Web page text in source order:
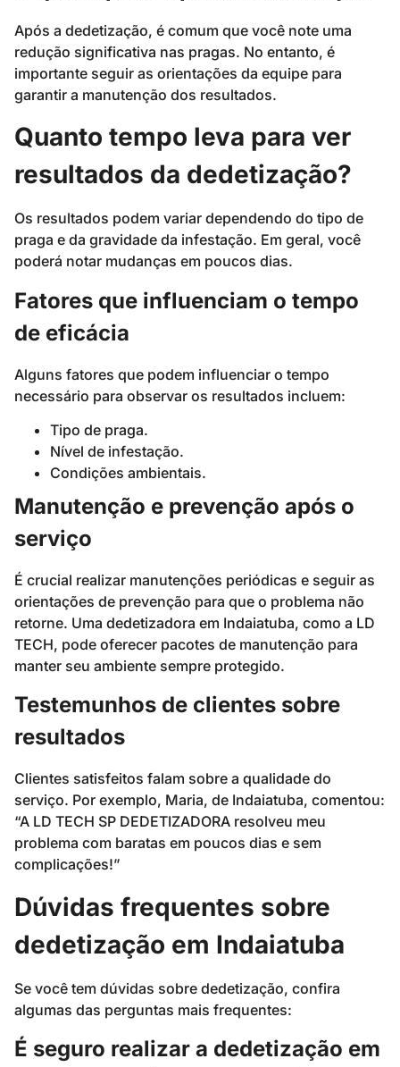
Após a dedetização, é comum que você note uma
redução significativa nas pragas. No entanto, é
importante seguir as orientações da equipe para
garantir a manutenção dos resultados.
Quanto tempo leva para ver
resultados da dedetização?
Os resultados podem variar dependendo do tipo de
praga e da gravidade da infestação. Em geral, você
poderá notar mudanças em poucos dias.
Fatores que influenciam o tempo
de eficácia
Alguns fatores que podem influenciar o tempo
necessário para observar os resultados incluem:
Tipo de praga.
Nível de infestação.
Condições ambientais.
Manutenção e prevenção após o
serviço
É crucial realizar manutenções periódicas e seguir as
orientações de prevenção para que o problema não
retorne. Uma dedetizadora em Indaiatuba, como a LD
TECH, pode oferecer pacotes de manutenção para
manter seu ambiente sempre protegido.
Testemunhos de clientes sobre
resultados
Clientes satisfeitos falam sobre a qualidade do
serviço. Por exemplo, Maria, de Indaiatuba, comentou:
“A LD TECH SP DEDETIZADORA resolveu meu
problema com baratas em poucos dias e sem
complicações!”
Dúvidas frequentes sobre
dedetização em Indaiatuba
Se você tem dúvidas sobre dedetização, confira
algumas das perguntas mais frequentes:
É seguro realizar a dedetização em